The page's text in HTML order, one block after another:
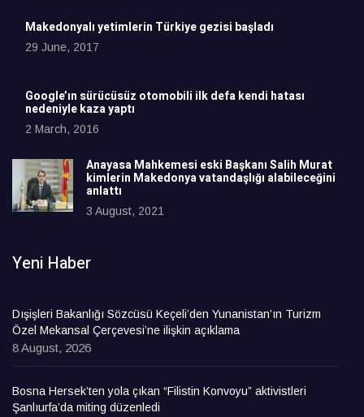
Makedonyalı yetimlerin Türkiye gezisi başladı
29 June, 2017
Google’ın sürücüsüz otomobili ilk defa kendi hatası
nedeniyle kaza yaptı
2 March, 2016
Anayasa Mahkemesi eski Başkanı Salih Murat
kimlerin Makedonya vatandaşlığı alabileceğini
anlattı
3 August, 2021
Yeni Haber
Dışişleri Bakanlığı Sözcüsü Keçeli’den Yunanistan’ın Turizm
Özel Mekansal Çerçevesi’ne ilişkin açıklama
8 August, 2026
Bosna Hersek’ten yola çıkan “Filistin Konvoyu” aktivistleri
Şanlıurfa’da miting düzenledi